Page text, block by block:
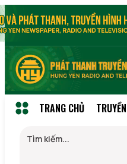
TRANG CHỦ